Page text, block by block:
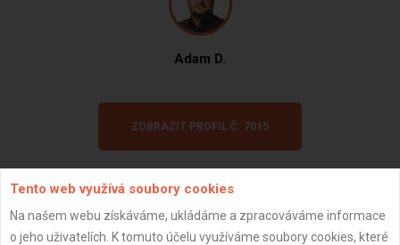
Adam D.
ZOBRAZIT PROFIL Č. 7015
Tento web využívá soubory cookies
Na našem webu získáváme, ukládáme a zpracováváme informace
o jeho uživatelích. K tomuto účelu využíváme soubory cookies, které